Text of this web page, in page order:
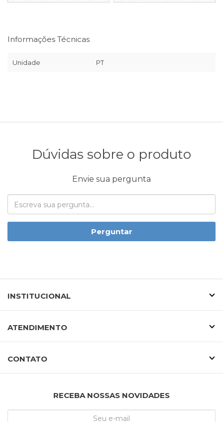
Informações Técnicas
Unidade PT
Dúvidas sobre o produto
Envie sua pergunta
Perguntar
INSTITUCIONAL
ATENDIMENTO
CONTATO
RECEBA NOSSAS NOVIDADES